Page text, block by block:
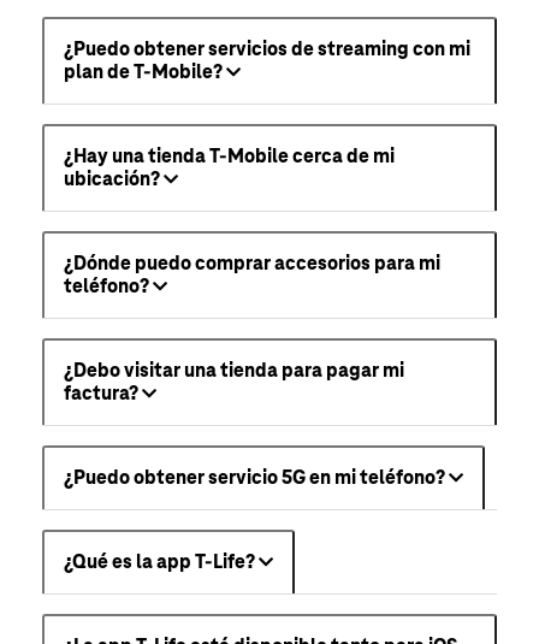
¿Puedo obtener servicios de streaming con mi
plan de T-Mobile?
¿Hay una tienda T-Mobile cerca de mi
ubicación?
¿Dónde puedo comprar accesorios para mi
teléfono?
¿Debo visitar una tienda para pagar mi
factura?
¿Puedo obtener servicio 5G en mi teléfono?
¿Qué es la app T-Life?